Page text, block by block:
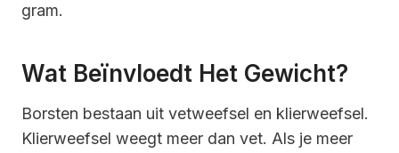
gram.
Wat Beïnvloedt Het Gewicht?
Borsten bestaan uit vetweefsel en klierweefsel.
Klierweefsel weegt meer dan vet. Als je meer